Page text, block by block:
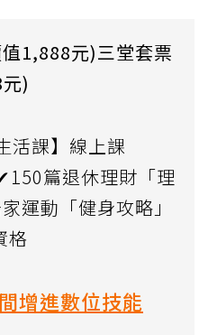
1,888元)三堂套票
)
活課】線上課
篇退休理財「理
運動「健身攻略」
格
增進數位技能